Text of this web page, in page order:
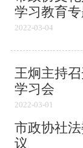
学习教育
2022-03-04
王炯主持
学习会
2022-03-01
市政协社
议